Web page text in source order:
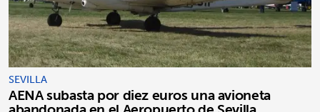
SEVILLA
AENA subasta por diez euros una avioneta